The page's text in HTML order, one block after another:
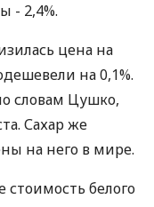
- 2,4%.
цена на
на 0,1%.
словам Цушко,
Сахар же
на него в мире.
белого